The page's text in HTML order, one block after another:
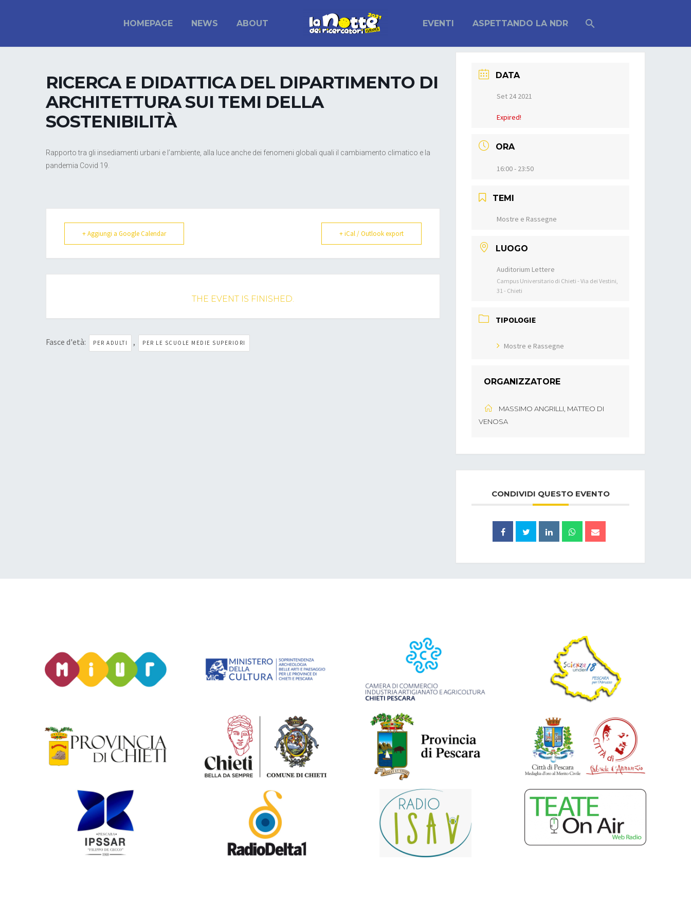
HOMEPAGE NEWS ABOUT EVENTI ASPETTANDO LA NDR
RICERCA E DIDATTICA DEL DIPARTIMENTO DI
ARCHITETTURA SUI TEMI DELLA
SOSTENIBILITÀ
Rapporto tra gli insediamenti urbani e l’ambiente, alla luce anche dei fenomeni globali quali il cambiamento climatico e la
pandemia Covid 19.
+ Aggiungi a Google Calendar + iCal / Outlook export
THE EVENT IS FINISHED.
Fasce d'età: PER ADULTI , PER LE SCUOLE MEDIE SUPERIORI
DATA
Set 24 2021
Expired!
ORA
16:00 - 23:50
TEMI
Mostre e Rassegne
LUOGO
Auditorium Lettere
Campus Universitario di Chieti - Via dei Vestini,
31 - Chieti
TIPOLOGIE
Mostre e Rassegne
ORGANIZZATORE
MASSIMO ANGRILLI, MATTEO DI
VENOSA
CONDIVIDI QUESTO EVENTO